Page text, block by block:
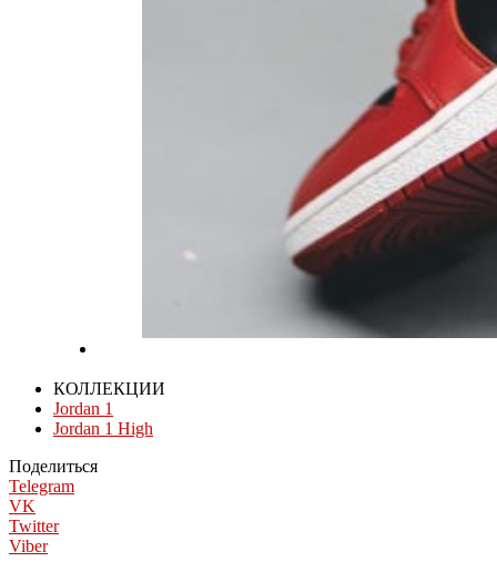
КОЛЛЕКЦИИ
Jordan 1
Jordan 1 High
Поделиться
Telegram
VK
Twitter
Viber